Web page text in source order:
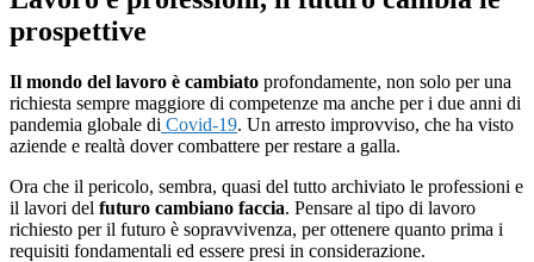
prospettive
Il mondo del lavoro è cambiato profondamente, non solo per una
richiesta sempre maggiore di competenze ma anche per i due anni di
pandemia globale di Covid-19. Un arresto improvviso, che ha visto
aziende e realtà dover combattere per restare a galla.
Ora che il pericolo, sembra, quasi del tutto archiviato le professioni e
il lavori del futuro cambiano faccia. Pensare al tipo di lavoro
richiesto per il futuro è sopravvivenza, per ottenere quanto prima i
requisiti fondamentali ed essere presi in considerazione.